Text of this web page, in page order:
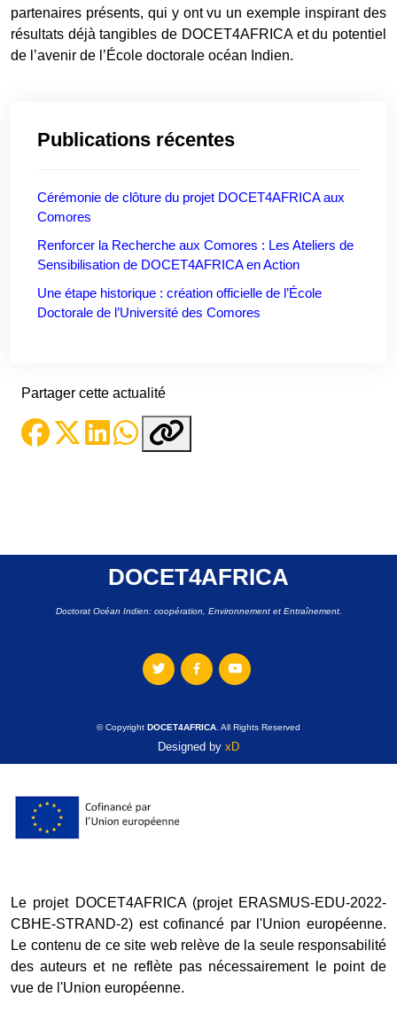
partenaires présents, qui y ont vu un exemple inspirant des
résultats déjà tangibles de DOCET4AFRICA et du potentiel
de l’avenir de l’École doctorale océan Indien.
Publications récentes
Cérémonie de clôture du projet DOCET4AFRICA aux
Comores
Renforcer la Recherche aux Comores : Les Ateliers de
Sensibilisation de DOCET4AFRICA en Action
Une étape historique : création officielle de l’École
Doctorale de l’Université des Comores
Partager cette actualité
DOCET4AFRICA
Doctorat Océan Indien: coopération, Environnement et Entraînement.
© Copyright DOCET4AFRICA . All Rights Reserved
Designed by xD
Le projet DOCET4AFRICA (projet ERASMUS-EDU-2022-
CBHE-STRAND-2) est cofinancé par l'Union européenne.
Le contenu de ce site web relève de la seule responsabilité
des auteurs et ne reflète pas nécessairement le point de
vue de l'Union européenne.